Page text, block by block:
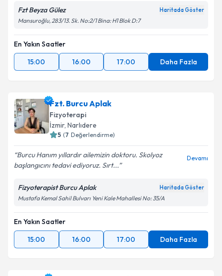
Fzt Beyza Gülez Haritada Göster
Mansuroğlu, 283/13. Sk. No:2/1 Bina: H1 Blok D:7
En Yakın Saatler
15:00
16:00 17:00 Daha Fazla
Fzt. Burcu Aplak
Fizyoterapi
İzmir, Narlıdere
5 (7 Değerlendirme)
Burcu Hanım yıllardır ailemizin doktoru. Skolyoz
başlangıcını tedavi ediyoruz. Sırt...
Devamı
Fizyoterapist Burcu Aplak Haritada Göster
Mustafa Kemal Sahil Bulvarı Yeni Kale Mahallesi No: 35/A
En Yakın Saatler
15:00
16:00 17:00 Daha Fazla